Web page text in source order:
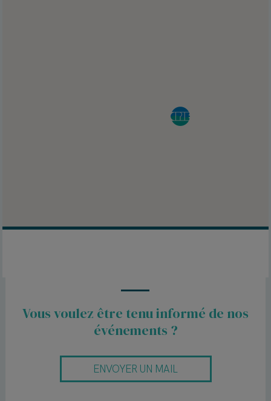
Vous voulez être tenu informé de nos
événements ?
ENVOYER UN MAIL